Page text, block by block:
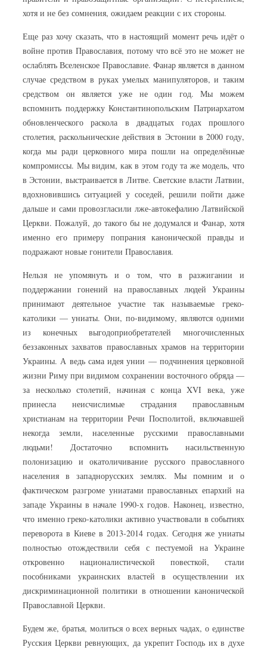
хотя и не без сомнения, ожидаем реакции с их стороны.
Еще раз хочу сказать, что в настоящий момент речь идёт о
войне против Православия, потому что всё это не может не
ослаблять Вселенское Православие. Фанар является в данном
случае средством в руках умелых манипуляторов, и таким
средством он является уже не один год. Мы можем
вспомнить поддержку Константинопольским Патриархатом
обновленческого раскола в двадцатых годах прошлого
столетия, раскольнические действия в Эстонии в 2000 году,
когда мы ради церковного мира пошли на определённые
компромиссы. Мы видим, как в этом году та же модель, что
в Эстонии, выстраивается в Литве. Светские власти Латвии,
вдохновившись ситуацией у соседей, решили пойти даже
дальше и сами провозгласили лже-автокефалию Латвийской
Церкви. Пожалуй, до такого бы не додумался и Фанар, хотя
именно его примеру попрания канонической правды и
подражают новые гонители Православия.
Нельзя не упомянуть и о том, что в разжигании и
поддержании гонений на православных людей Украины
принимают деятельное участие так называемые греко-
католики — униаты. Они, по-видимому, являются одними
из конечных выгодоприобретателей многочисленных
беззаконных захватов православных храмов на территории
Украины. А ведь сама идея унии — подчинения церковной
жизни Риму при видимом сохранении восточного обряда —
за несколько столетий, начиная с конца XVI века, уже
принесла неисчислимые страдания православным
христианам на территории Речи Посполитой, включавшей
некогда земли, населенные русскими православными
людьми! Достаточно вспомнить насильственную
полонизацию и окатоличивание русского православного
населения в западнорусских землях. Мы помним и о
фактическом разгроме униатами православных епархий на
западе Украины в начале 1990-х годов. Наконец, известно,
что именно греко-католики активно участвовали в событиях
переворота в Киеве в 2013-2014 годах. Сегодня же униаты
полностью отождествили себя с пестуемой на Украине
откровенно националистической повесткой, стали
пособниками украинских властей в осуществлении их
дискриминационной политики в отношении канонической
Православной Церкви.
Будем же, братья, молиться о всех верных чадах, о единстве
Русския Церкви ревнующих, да укрепит Господь их в духе